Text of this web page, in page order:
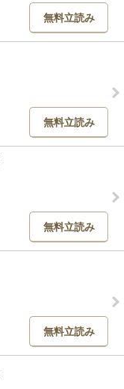
無料立読み
無料立読み
無料立読み
無料立読み